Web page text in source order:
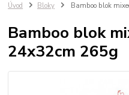
Úvod Bloky Bamboo blok
Bamboo blok
24x32cm 265g